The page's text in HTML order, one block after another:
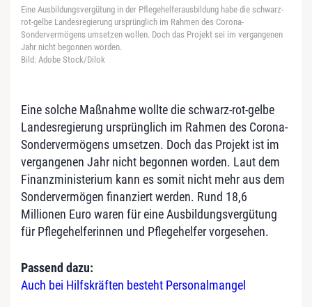
Eine Ausbildungsvergütung in der Pflegehelferausbildung habe die schwarz-
rot-gelbe Landesregierung ursprünglich im Rahmen des Corona-
Sondervermögens umsetzen wollen. Doch das Projekt sei im vergangenen
Jahr nicht begonnen worden.
Bild: Adobe Stock/Dilok
Eine solche Maßnahme wollte die schwarz-rot-gelbe
Landesregierung ursprünglich im Rahmen des Corona-
Sondervermögens umsetzen. Doch das Projekt ist im
vergangenen Jahr nicht begonnen worden. Laut dem
Finanzministerium kann es somit nicht mehr aus dem
Sondervermögen finanziert werden. Rund 18,6
Millionen Euro waren für eine Ausbildungsvergütung
für Pflegehelferinnen und Pflegehelfer vorgesehen.
Passend dazu:
Auch bei Hilfskräften besteht Personalmangel